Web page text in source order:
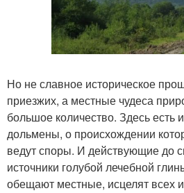
Но не славное историческое
приезжих, а местные чудеса
большое количество. Здесь есть
дольмены, о происхождении
ведут споры. И действующие до
источники голубой лечебной
обещают местные, исцелят всех